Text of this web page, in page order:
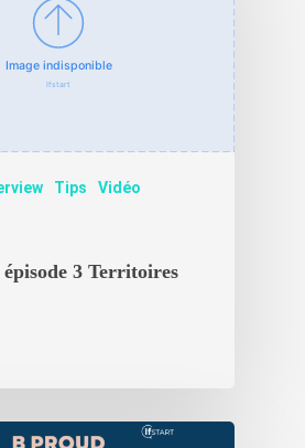
Tips
Vidéo
3 Territoires
accélérateur
Actualités